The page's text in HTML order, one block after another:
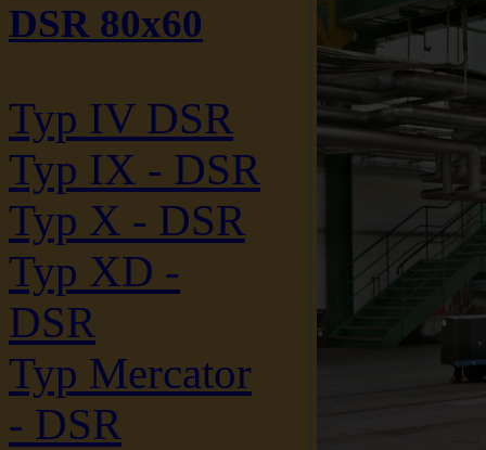
DSR 80x60
Typ IV DSR
Typ IX - DSR
Typ X - DSR
Typ XD -
DSR
Typ Mercator
- DSR